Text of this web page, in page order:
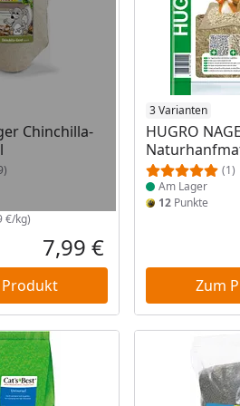
Chinchilla-
€/kg)
Aktueller Preis
7,99 €
3 Varianten
HUGRO
(1)
Produkt am
Am Lager
12 Punkte
Zum